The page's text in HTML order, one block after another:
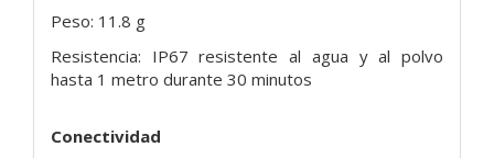
Peso: 11.8 g
Resistencia: IP67 resistente al agua y al polvo
hasta 1 metro durante 30 minutos
Conectividad